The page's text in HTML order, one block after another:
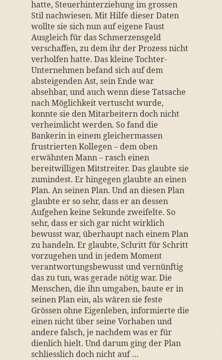
hatte, Steuerhinterziehung im grossen
Stil nachwiesen. Mit Hilfe dieser Daten
wollte sie sich nun auf eigene Faust
Ausgleich für das Schmerzensgeld
verschaffen, zu dem ihr der Prozess nicht
verholfen hatte. Das kleine Tochter-
Unternehmen befand sich auf dem
absteigenden Ast, sein Ende war
absehbar, und auch wenn diese Tatsache
nach Möglichkeit vertuscht wurde,
konnte sie den Mitarbeitern doch nicht
verheimlicht werden. So fand die
Bankerin in einem gleichermassen
frustrierten Kollegen – dem oben
erwähnten Mann – rasch einen
bereitwilligen Mitstreiter. Das glaubte sie
zumindest. Er hingegen glaubte an einen
Plan. An seinen Plan. Und an diesen Plan
glaubte er so sehr, dass er an dessen
Aufgehen keine Sekunde zweifelte. So
sehr, dass er sich gar nicht wirklich
bewusst war, überhaupt nach einem Plan
zu handeln. Er glaubte, Schritt für Schritt
vorzugehen und in jedem Moment
verantwortungsbewusst und vernünftig
das zu tun, was gerade nötig war. Die
Menschen, die ihn umgaben, baute er in
seinen Plan ein, als wären sie feste
Grössen ohne Eigenleben, informierte die
einen nicht über seine Vorhaben und
andere falsch, je nachdem was er für
dienlich hielt. Und darum ging der Plan
schliesslich doch nicht auf …